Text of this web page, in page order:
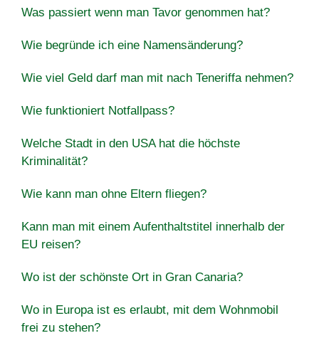
Was passiert wenn man Tavor genommen hat?
Wie begründe ich eine Namensänderung?
Wie viel Geld darf man mit nach Teneriffa nehmen?
Wie funktioniert Notfallpass?
Welche Stadt in den USA hat die höchste
Kriminalität?
Wie kann man ohne Eltern fliegen?
Kann man mit einem Aufenthaltstitel innerhalb der
EU reisen?
Wo ist der schönste Ort in Gran Canaria?
Wo in Europa ist es erlaubt, mit dem Wohnmobil
frei zu stehen?